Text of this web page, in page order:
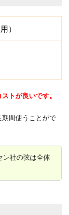
）
トが良いです。
期間使うことがで
ン社の弦は全体